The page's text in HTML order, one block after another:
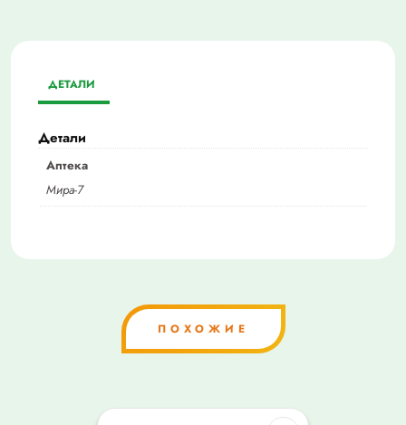
ДЕТАЛИ
Детали
Аптека
Мира-7
ПОХОЖИЕ